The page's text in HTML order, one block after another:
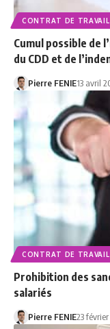
CONTRAT DE TRAVAIL
Cumul possible de
du CDD et de
Pierre FENIE13 avril
CONTRAT DE TRAVAIL
Prohibition des
salariés
Pierre FENIE23